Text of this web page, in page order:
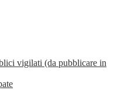
vigilati (da pubblicare in